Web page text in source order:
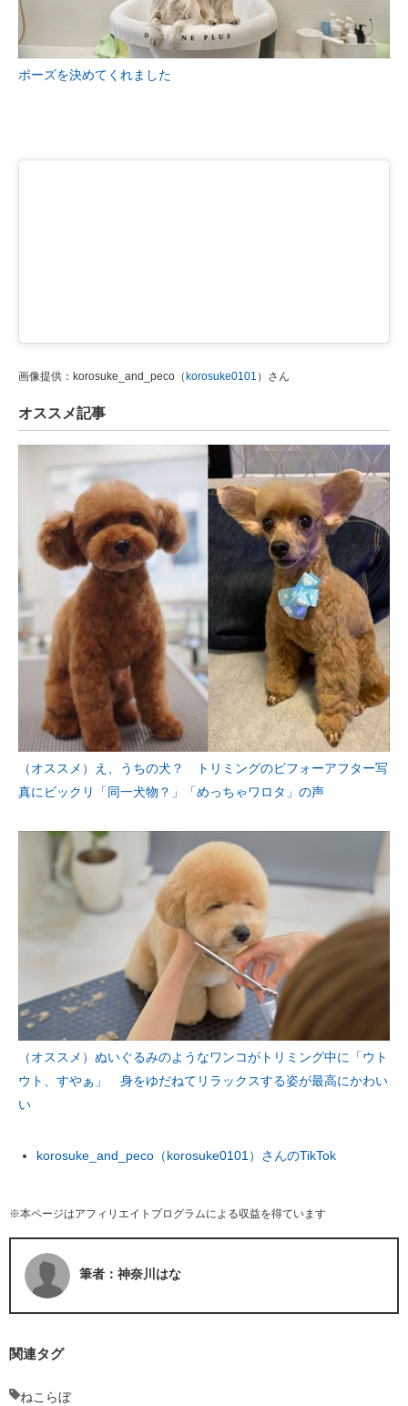
ポーズを決めてくれました
画像提供：korosuke_and_peco（ korosuke0101 ）さん
オススメ記事
（オススメ）え、うちの犬？ トリミングのビフォーアフター写
真にビックリ「同一犬物？」「めっちゃワロタ」の声
（オススメ）ぬいぐるみのようなワンコがトリミング中に「ウト
ウト、すやぁ」 身をゆだねてリラックスする姿が最高にかわい
い
korosuke_and_peco（korosuke0101）さんのTikTok
※本ページはアフィリエイトプログラムによる収益を得ています
筆者：神奈川はな
関連タグ
ねこらぼ